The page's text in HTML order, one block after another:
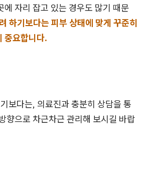
에 자리 잡고 있는 경우도 많기 때문
하기보다는 피부 상태에 맞게 꾸준히
중요합니다.
보다는, 의료진과 충분히 상담을 통
향으로 차근차근 관리해 보시길 바랍